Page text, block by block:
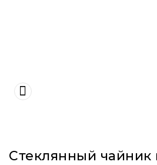
Стеклянный чайник